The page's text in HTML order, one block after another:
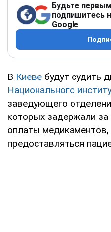
Будьте
подпишитесь
Google
В Киеве будут судить
Национального
заведующего
которых задержали
оплаты
предоставляться